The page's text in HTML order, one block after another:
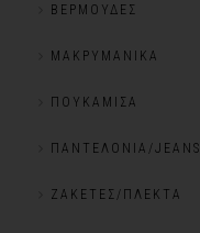
ΒΕΡΜΟΎΔΕΣ
ΜΑΚΡΥΜΆΝΙΚΑ
ΠΟΥΚΆΜΙΣΑ
ΠΑΝΤΕΛΌΝΙΑ/JEANS
ΖΑΚΈΤΕΣ/ΠΛΕΚΤΆ